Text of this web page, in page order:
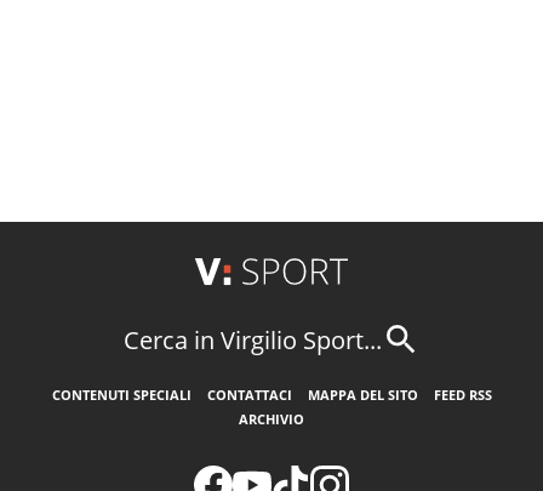
Cerca in Virgilio Sport...
CONTENUTI SPECIALI CONTATTACI MAPPA DEL SITO
FEED RSS
ARCHIVIO